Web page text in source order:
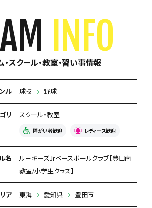
下 初回購入品ありINFO
・スクール・教室・習い事情報
ル 球技 野球
リ スクール・教室
障がい者歓迎 レディース歓迎
名
ルーキーズJrベースボールクラブ【豊田南
教室/小学生クラス】
ア 東海 愛知県 豊田市